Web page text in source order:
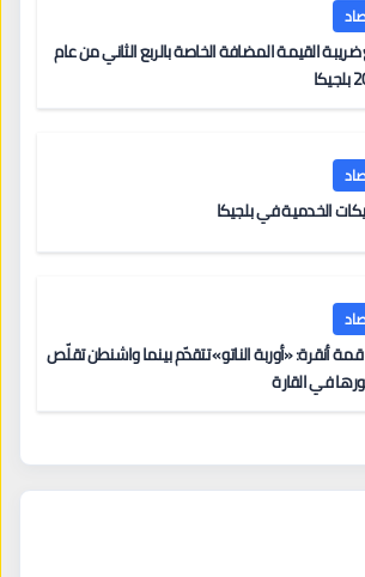
القيمة المضافة الخاصة بالربع الثاني من عام
الخدمية في بلجيكا
أنقرة: «أوربة الناتو» تتقدّم بينما واشنطن تقلّص
في القارة